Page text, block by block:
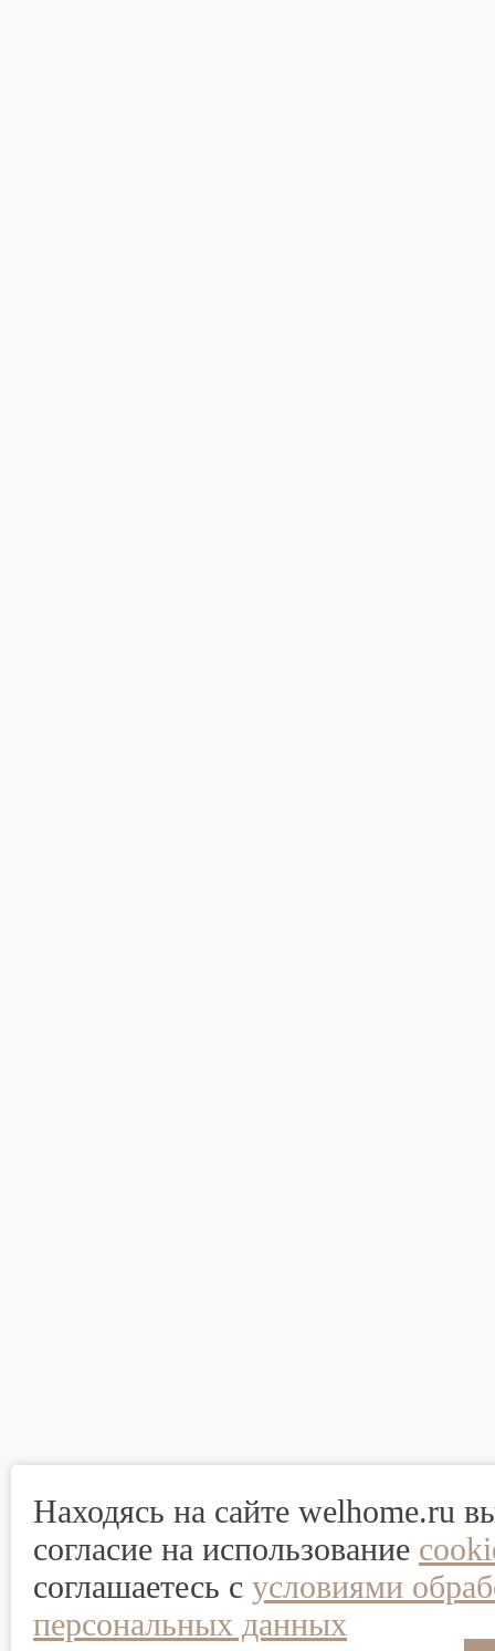
Находясь на сайте welhome.ru
согласие на использование
соглашаетесь с условиями
персональных данных